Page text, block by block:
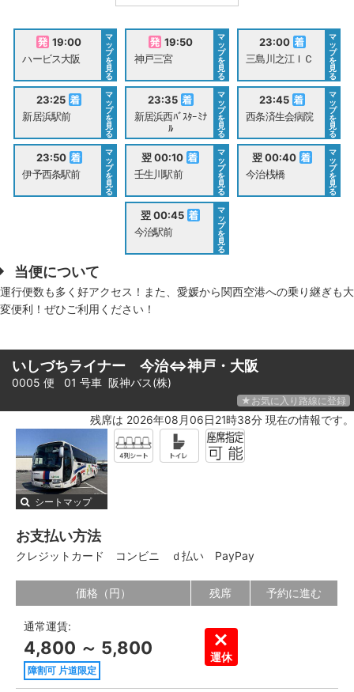
19:00
ハービス大阪
マ
ッ
プ
を
見
る
19:50
神戸三宮
マ
ッ
プ
を
見
る
23:00
三島川之江ＩＣ
マ
ッ
プ
を
見
る
23:25
新居浜駅前
マ
ッ
プ
を
見
る
23:35
新居浜西ﾊﾞｽﾀｰﾐﾅ
ﾙ
マ
ッ
プ
を
見
る
23:45
西条済生会病院
マ
ッ
プ
を
見
る
23:50
伊予西条駅前
マ
ッ
プ
を
見
る
翌 00:10
壬生川駅前
マ
ッ
プ
を
見
る
翌 00:40
今治桟橋
マ
ッ
プ
を
見
る
翌 00:45
今治駅前
マ
ッ
プ
を
見
る
当便について
運行便数も多く好アクセス！また、愛媛から関西空港への乗り継ぎも大
変便利！ぜひご利用ください！
いしづちライナー 今治⇔神戸・大阪
0005 便 01 号車 阪神バス(株)
★お気に入り路線に登録
残席は 2026年08月06日21時38分 現在の情報です。
シートマップ
お支払い方法
クレジットカード コンビニ ｄ払い PayPay
価格（円） 残席 予約に進む
通常運賃:
4,800 ～ 5,800
障割可 片道限定
運休